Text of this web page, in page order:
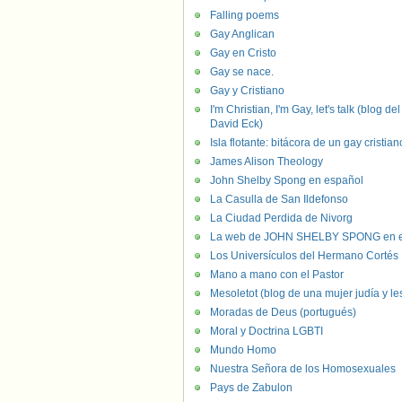
Falling poems
Gay Anglican
Gay en Cristo
Gay se nace.
Gay y Cristiano
I'm Christian, I'm Gay, let's talk (blog del
David Eck)
Isla flotante: bitácora de un gay
James Alison Theology
John Shelby Spong en español
La Casulla de San Ildefonso
La Ciudad Perdida de Nivorg
La web de JOHN SHELBY SPONG en
Los Universículos del Hermano Cortés
Mano a mano con el Pastor
Mesoletot (blog de una mujer judía y
Moradas de Deus (portugués)
Moral y Doctrina LGBTI
Mundo Homo
Nuestra Señora de los Homosexuales
Pays de Zabulon